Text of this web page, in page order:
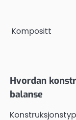
Kompositt
Hvordan
balanse